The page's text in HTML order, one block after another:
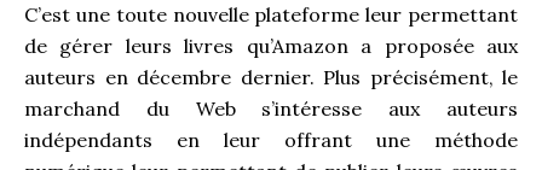
C’est une toute nouvelle plateforme leur permettant
de gérer leurs livres qu’Amazon a proposée aux
auteurs en décembre dernier. Plus précisément, le
marchand du Web s’intéresse aux auteurs
indépendants en leur offrant une méthode